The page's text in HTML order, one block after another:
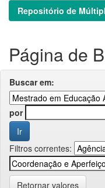
Repositório de
Página de
Buscar em:
por
Filtros correntes:
Retornar valores